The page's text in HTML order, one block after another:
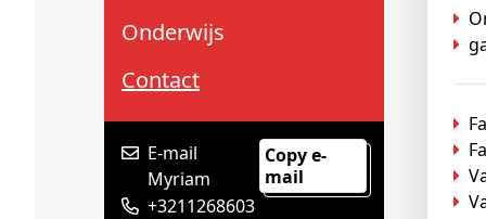
Onderwijs
Contact
E-mail
Myriam
Copy e-
mail
+3211268603